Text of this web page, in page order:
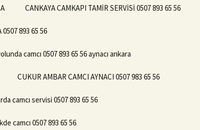
CANKAYA CAMKAPI TAMİR SERVİSİ 0507 893 65 56
893 65 56
camcı 0507 893 65 56 aynacı ankara
CUKUR AMBAR CAMCI AYNACI 0507 983 65 56
camcı servisi 0507 893 65 56
camcı 0507 893 65 56